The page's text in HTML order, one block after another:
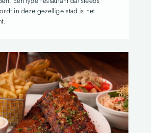
in deze gezellige stad is het